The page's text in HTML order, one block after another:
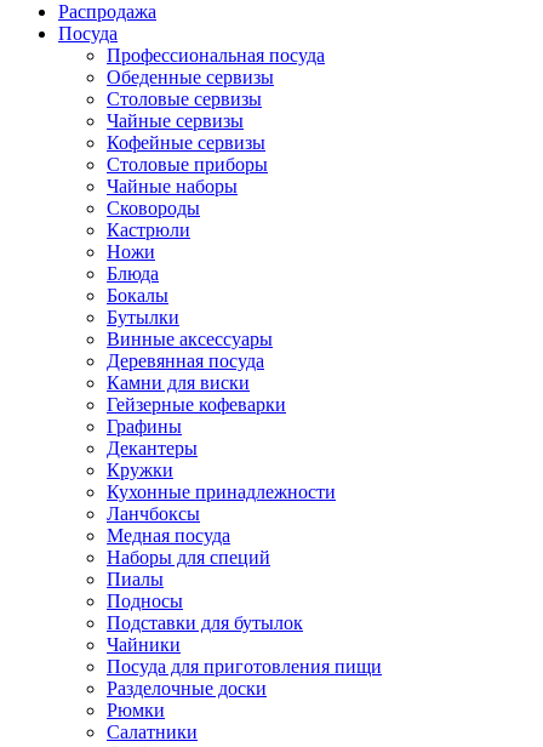
Распродажа
Посуда
Профессиональная посуда
Обеденные сервизы
Столовые сервизы
Чайные сервизы
Кофейные сервизы
Столовые приборы
Чайные наборы
Сковороды
Кастрюли
Ножи
Блюда
Бокалы
Бутылки
Винные аксессуары
Деревянная посуда
Камни для виски
Гейзерные кофеварки
Графины
Декантеры
Кружки
Кухонные принадлежности
Ланчбоксы
Медная посуда
Наборы для специй
Пиалы
Подносы
Подставки для бутылок
Чайники
Посуда для приготовления пищи
Разделочные доски
Рюмки
Салатники